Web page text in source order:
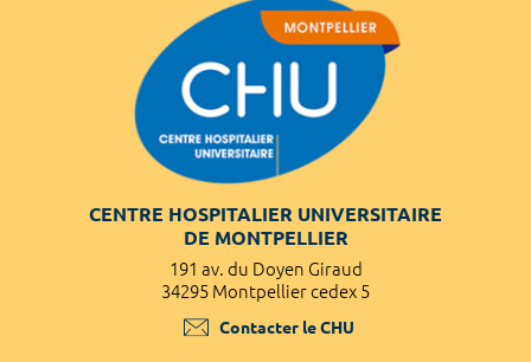
CENTRE HOSPITALIER UNIVERSITAIRE
DE MONTPELLIER
191 av. du Doyen Giraud
34295 Montpellier cedex 5
Contacter le CHU